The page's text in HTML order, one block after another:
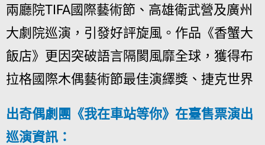
兩廳院TIFA國際藝術節、高雄衛武營及廣州
大劇院巡演，引發好評旋風。作品《香蟹大
飯店》更因突破語言隔閡風靡全球，獲得布
拉格國際木偶藝術節最佳演繹獎、捷克世界
出奇偶劇團《我在車站等你》在臺售票演出
巡演資訊：